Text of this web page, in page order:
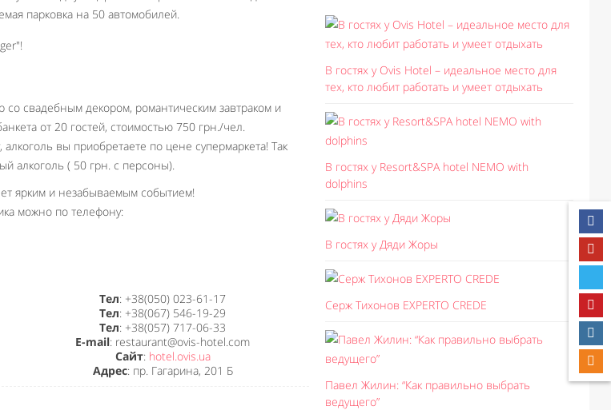
парковка на 50 автомобилей.
свадебным декором, романтическим завтраком и
от 20 гостей, стоимостью 750 грн./чел.
вы приобретаете по цене супермаркета! Так
алкоголь ( 50 грн. с персоны).
ярким и незабываемым событием!
можно по телефону:
Тел: +38(050) 023-61-17
Тел: +38(067) 546-19-29
Тел: +38(057) 717-06-33
E-mail: restaurant@ovis-hotel.com
Сайт: hotel.ovis.ua
Адрес: пр. Гагарина, 201 Б
В гостях у Ovis Hotel – идеальное место для
тех, кто любит работать и умеет отдыхать
В гостях у Resort&SPA hotel NEMO with
dolphins
В гостях у Дяди Жоры
Серж Тихонов EXPERTO CREDE
Павел Жилин: “Как правильно выбрать
ведущего”